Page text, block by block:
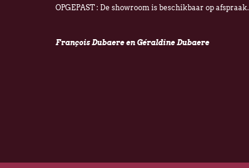
OPGEPAST : De showroom is beschikbaar op afspraak.
François Dubaere en Géraldine Dubaere